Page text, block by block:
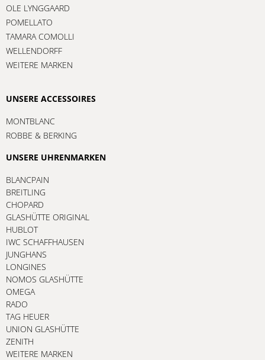
OLE LYNGGAARD
POMELLATO
TAMARA COMOLLI
WELLENDORFF
WEITERE MARKEN
UNSERE ACCESSOIRES
MONTBLANC
ROBBE & BERKING
UNSERE UHRENMARKEN
BLANCPAIN
BREITLING
CHOPARD
GLASHÜTTE ORIGINAL
HUBLOT
IWC SCHAFFHAUSEN
JUNGHANS
LONGINES
NOMOS GLASHÜTTE
OMEGA
RADO
TAG HEUER
UNION GLASHÜTTE
ZENITH
WEITERE MARKEN